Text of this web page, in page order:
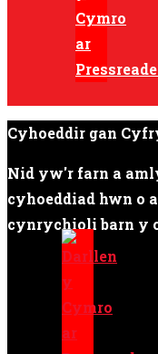
Cyhoeddir gan
Nid yw'r farn a
cyhoeddiad hwn o
cynrychioli barn y